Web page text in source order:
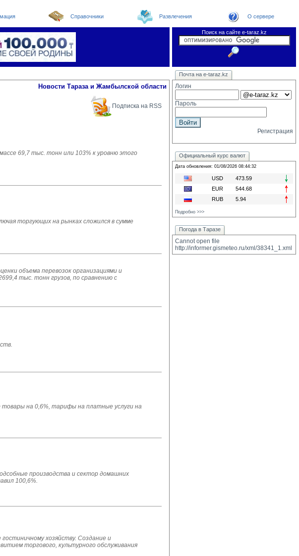
Справочники Развлечения О сервере
Поиск на сайте e-taraz.kz
Новости Погода в Таразе
Телефоный справочник
Видеоконференция
Новости e-taraz
Новости Тараза и Жамбылской области
Подписка на RSS
69,7 тыс. тонн или 103% к уровню этого
торгующих на рынках сложился в сумме
объема перевозок организациями и
тыс. тонн грузов, по сравнению с
на 0,6%, тарифы на платные услуги на
производства и сектор домашних
100,6%.
хозяйству. Создание и
торгового, культурного обслуживания
Почта на e-taraz.kz
Логин
Пароль
Регистрация
Официальный курс валют
Дата обновления: 01/08/2026 08:44:32
USD
473.59
EUR
544.68
RUB
5.94
Подробно >>>
Погода в Таразе
Cannot open file
http://informer.gismeteo.ru/xml/38341_1.xml